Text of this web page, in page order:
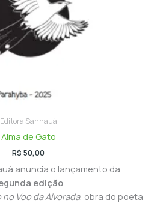
Editora Sanhauá
Alma de Gato
R$ 50,00
anuncia o lançamento da
edição
Voo da Alvorada, obra do poeta